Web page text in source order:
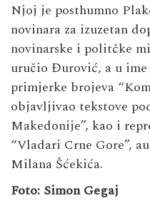
Njoj je posthumno
novinara za izuzetan
novinarske i politčke
uručio Đurović, a u
primjerke brojeva
objavljivao tekstove
Makedonije”, kao i
“Vladari Crne Gore”,
Milana Šćekića.
Foto: Simon Gegaj